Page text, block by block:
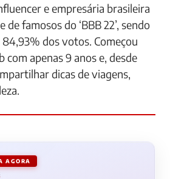
e empresária brasileira
famosos do ‘BBB 22’, sendo
84,93% dos votos. Começou
com apenas 9 anos e, desde
dicas de viagens,
AGORA